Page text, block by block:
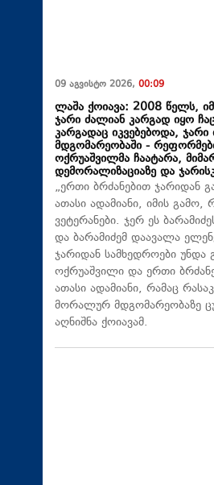
09 აგვისტო 2026, 00:09
ლაშა ქოიავა: 2008 წელს,
ჯარი ძალიან კარგად იყო
კარგადაც იკვებებოდა,
მდგომარეობაში -
ოქრუაშვილმა ჩაატარა,
დემორალიზაციაზე და
„ერთი ბრძანებით ჯარიდან
ათასი ადამიანი, იმის გამო,
ვეტერანები. ჯერ ეს
და ბარამიძემ დაავალა
ჯარიდან სამხედროები უნდა
ოქრუაშვილი და ერთი
ათასი ადამიანი, რამაც
მორალურ მდგომარეობაზე
აღნიშნა ქოიავამ.